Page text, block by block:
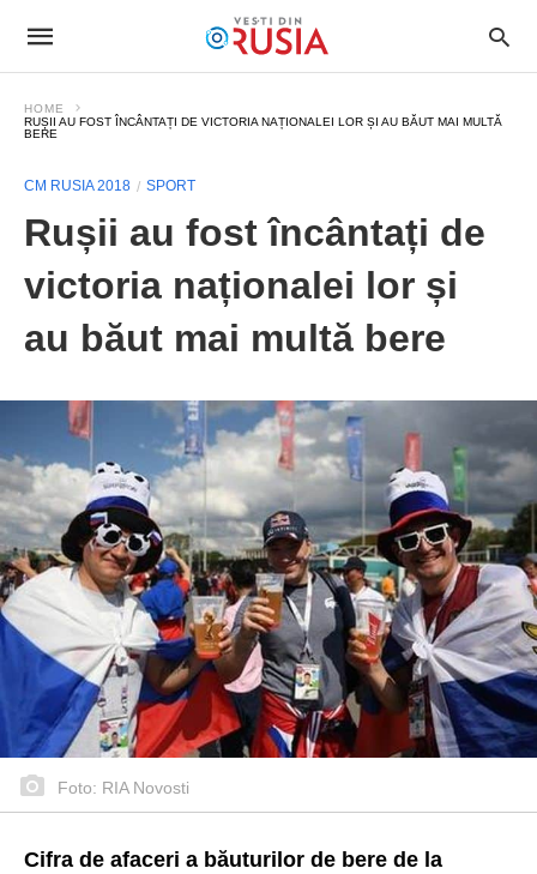
HOME
RUȘII AU FOST ÎNCÂNTAȚI DE VICTORIA NAȚIONALEI LOR ȘI AU BĂUT MAI MULTĂ
BERE
CM RUSIA 2018 SPORT
Rușii au fost încântați de
victoria naționalei lor și
au băut mai multă bere
Foto: RIA Novosti
Cifra de afaceri a băuturilor de bere de la